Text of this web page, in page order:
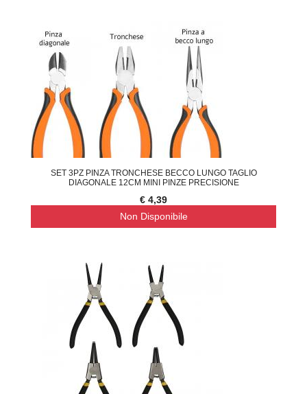
SET 3PZ PINZA TRONCHESE BECCO LUNGO TAGLIO
DIAGONALE 12CM MINI PINZE PRECISIONE
€ 4,39
Non Disponibile